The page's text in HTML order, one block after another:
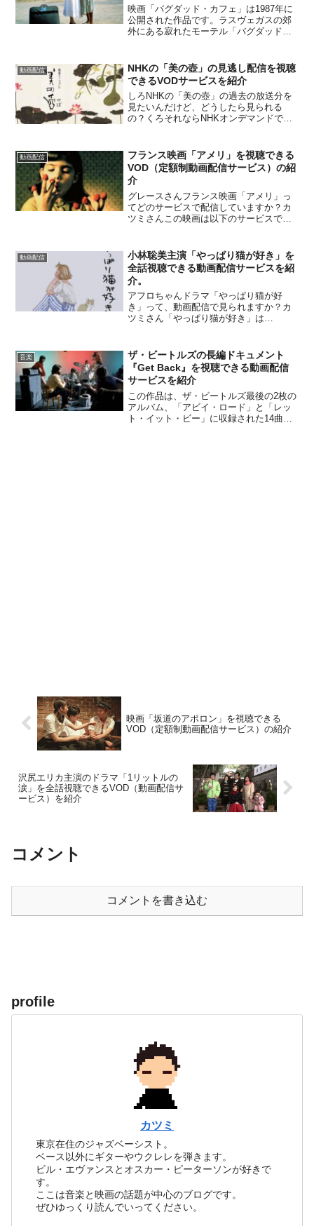
映画「バグダッド・カフェ」は1987年に
公開された作品です。ラスヴェガスの郊
外にある寂れたモーテル「バグダッドカ
のファンがいる名作です。現在、以下の
サービスで視聴が可能...
動画配信
NHKの「美の壺」の見逃し配信を視聴
できるVODサービスを紹介
しろNHKの「美の壺」の過去の放送分を
見たいんだけど、どうしたら見られる
の？くろそれならNHKオンデマンドでか
ことができるおすすめのサービスを紹介
します。NHKオンデ...
動画配信
フランス映画「アメリ」を視聴できる
VOD（定額制動画配信サービス）の紹
介
グレースさんフランス映画「アメリ」っ
てどのサービスで配信していますか？カ
ツミさんこの映画は以下のサービスで視
は、その映像の美しさとコミカルな内容
で大ヒットしました。パ...
動画配信
小林聡美主演「やっぱり猫が好き」を
全話視聴できる動画配信サービスを紹
介。
アフロちゃんドラマ「やっぱり猫が好
き」って、動画配信で見られますか？カ
ツミさん「やっぱり猫が好き」は
ろしくです〜。「やっぱり猫が好き」
は、1988年からフ...
音楽
ザ・ビートルズの長編ドキュメント
『Get Back』を視聴できる動画配信
サービスを紹介
この作品は、ザ・ビートルズ最後の2枚の
アルバム、「アビイ・ロード」と「レッ
ト・イット・ビー」に収録された14曲の
映画「坂道のアポロン」を視聴できる
VOD（定額制動画配信サービス）の紹介
沢尻エリカ主演のドラマ「1リットルの
涙」を全話視聴できるVOD（動画配信サ
ービス）を紹介
コメント
コメントを書き込む
profile
カツミ
東京在住のジャズベーシスト。
ベース以外にギターやウクレレを弾きます。
ビル・エヴァンスとオスカー・ピーターソンが好きで
す。
ここは音楽と映画の話題が中心のブログです。
ぜひゆっくり読んでいってください。